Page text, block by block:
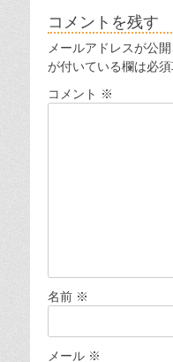
ゲ
ー
シ
ョ
コメントを残す
メールアドレスが公
が付いている欄は必
コメント ※
名前 ※
メール ※